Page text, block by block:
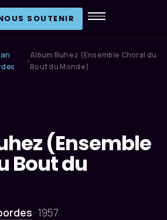
SOUTENIR
›
Album Buhez (Ensemble Choral du
Bout du Monde)
(Ensemble
Bout du
· 1957